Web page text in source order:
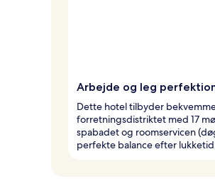
Arbejde og leg
Dette hotel tilbyder
forretningsdistriktet med 17
spabadet og roomservicen
perfekte balance efter